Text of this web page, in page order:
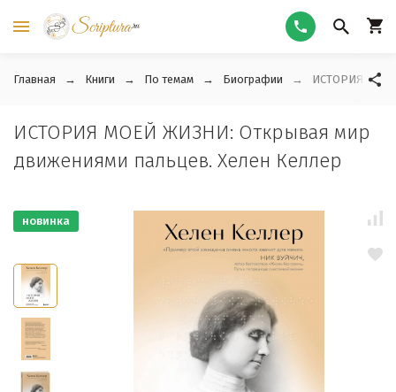
Главная Книги По темам Биографии ИСТОРИЯ МОЕЙ
ИСТОРИЯ МОЕЙ ЖИЗНИ: Открывая мир
движениями пальцев. Хелен Келлер
новинка